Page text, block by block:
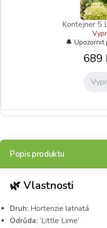
Kontejner 5
689
Popis produktu
🌿 Vlastnosti
Druh: Hortenzie latnatá
Odrůda: ‘Little Lime’